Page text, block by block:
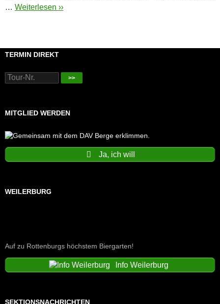
… Weiterlesen ››
TERMIN DIREKT
>>
MITGLIED WERDEN
Ja, ich will
WEILERBURG
Auf zu Rottenburgs höchstem Biergarten!
Info Weilerburg
SEKTIONSNACHRICHTEN